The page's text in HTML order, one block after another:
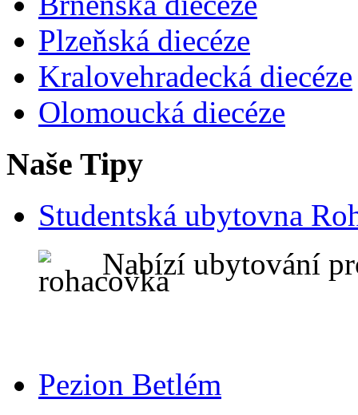
Plzeňská diecéze
Kralovehradecká diecéze
Olomoucká diecéze
Naše Tipy
Studentská ubytovna
Nabízí ubytování
Pezion Betlém